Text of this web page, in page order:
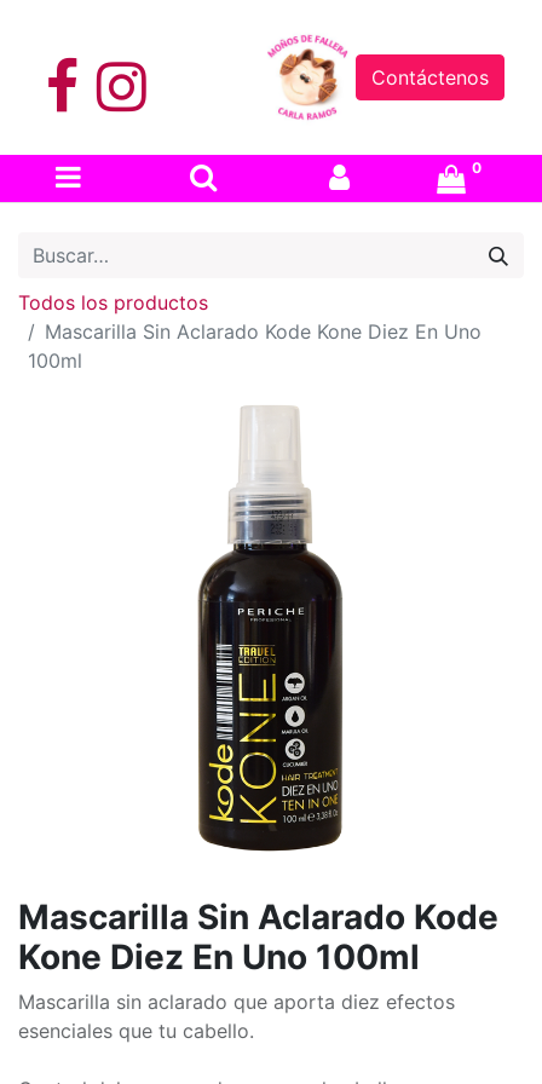
Contáctenos
0
Todos los productos
Mascarilla Sin Aclarado Kode Kone Diez En Uno
100ml
Mascarilla Sin Aclarado Kode
Kone Diez En Uno 100ml
Mascarilla sin aclarado que aporta diez efectos
esenciales que tu cabello.